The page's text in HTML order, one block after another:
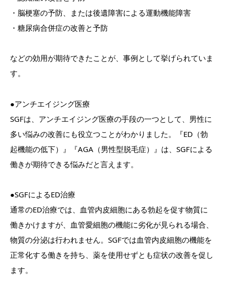
・脳梗塞の予防、または後遺障害による運動機能障害
・糖尿病合併症の改善と予防
などの効用が期待できたことが、事例として挙げられていま
す。
●アンチエイジング医療
SGFは、アンチエイジング医療の手段の一つとして、男性に
多い悩みの改善にも役立つことがわかりました。『ED（勃
起機能の低下）』『AGA（男性型脱毛症）』は、SGFによる
働きが期待できる悩みだと言えます。
●SGFによるED治療
通常のED治療では、血管内皮細胞にある勃起を促す物質に
働きかけますが、血管愛細胞の機能に劣化が見られる場合、
物質の分泌は行われません。SGFでは血管内皮細胞の機能を
正常化する働きを持ち、薬を使用せずとも症状の改善を促し
ます。